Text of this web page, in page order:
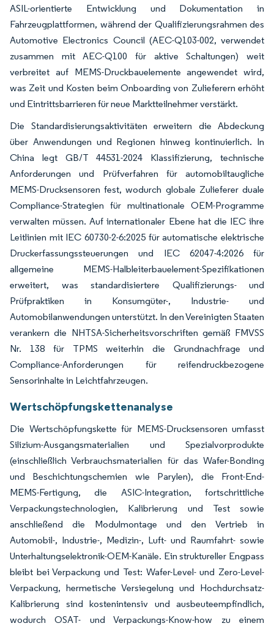
ASIL-orientierte Entwicklung und Dokumentation in
Fahrzeugplattformen, während der Qualifizierungsrahmen des
Automotive Electronics Council (AEC-Q103-002, verwendet
zusammen mit AEC-Q100 für aktive Schaltungen) weit
verbreitet auf MEMS-Druckbauelemente angewendet wird,
was Zeit und Kosten beim Onboarding von Zulieferern erhöht
und Eintrittsbarrieren für neue Marktteilnehmer verstärkt.
Die Standardisierungsaktivitäten erweitern die Abdeckung
über Anwendungen und Regionen hinweg kontinuierlich. In
China legt GB/T 44531-2024 Klassifizierung, technische
Anforderungen und Prüfverfahren für automobiltaugliche
MEMS-Drucksensoren fest, wodurch globale Zulieferer duale
Compliance-Strategien für multinationale OEM-Programme
verwalten müssen. Auf internationaler Ebene hat die IEC ihre
Leitlinien mit IEC 60730-2-6:2025 für automatische elektrische
Druckerfassungssteuerungen und IEC 62047-4:2026 für
allgemeine MEMS-Halbleiterbauelement-Spezifikationen
erweitert, was standardisiertere Qualifizierungs- und
Prüfpraktiken in Konsumgüter-, Industrie- und
Automobilanwendungen unterstützt. In den Vereinigten Staaten
verankern die NHTSA-Sicherheitsvorschriften gemäß FMVSS
Nr. 138 für TPMS weiterhin die Grundnachfrage und
Compliance-Anforderungen für reifendruckbezogene
Sensorinhalte in Leichtfahrzeugen.
Wertschöpfungskettenanalyse
Die Wertschöpfungskette für MEMS-Drucksensoren umfasst
Silizium-Ausgangsmaterialien und Spezialvorprodukte
(einschließlich Verbrauchsmaterialien für das Wafer-Bonding
und Beschichtungschemien wie Parylen), die Front-End-
MEMS-Fertigung, die ASIC-Integration, fortschrittliche
Verpackungstechnologien, Kalibrierung und Test sowie
anschließend die Modulmontage und den Vertrieb in
Automobil-, Industrie-, Medizin-, Luft- und Raumfahrt- sowie
Unterhaltungselektronik-OEM-Kanäle. Ein struktureller Engpass
bleibt bei Verpackung und Test: Wafer-Level- und Zero-Level-
Verpackung, hermetische Versiegelung und Hochdurchsatz-
Kalibrierung sind kostenintensiv und ausbeuteempfindlich,
wodurch OSAT- und Verpackungs-Know-how zu einem